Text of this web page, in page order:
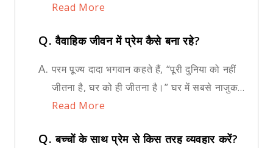
Read More
Q.वैवाहिक जीवन में प्रेम कैसे बना रहे?
A. परम पूज्य दादा भगवान कहते हैं, “पूरी दुनिया को नहीं
जीतना है, घर को ही जीतना है।” घर में सबसे नाजुक...
Read More
Q.बच्चों के साथ प्रेम से किस तरह व्यवहार करें?